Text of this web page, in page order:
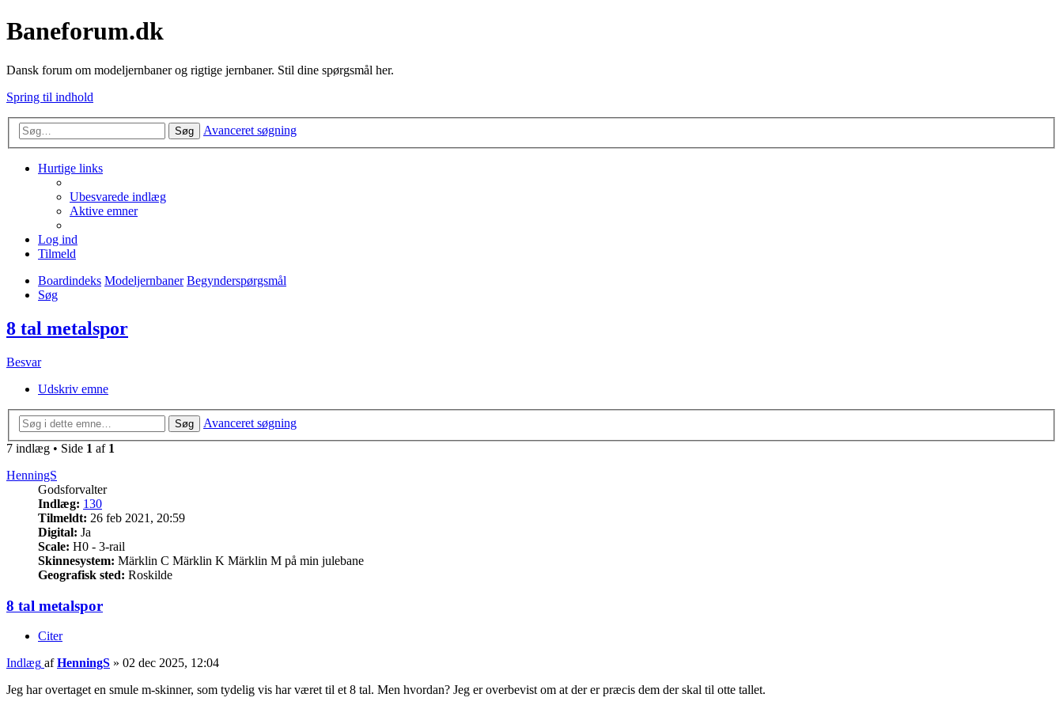
Baneforum.dk
Dansk forum om modeljernbaner og rigtige jernbaner. Stil dine spørgsmål her.
Spring til indhold
Søg Avanceret søgning
Hurtige links
Ubesvarede indlæg
Aktive emner
Log ind
Tilmeld
Boardindeks Modeljernbaner Begynderspørgsmål
Søg
8 tal metalspor
Besvar
Udskriv emne
Søg
Avanceret søgning
7 indlæg • Side 1 af 1
HenningS
Godsforvalter
Indlæg: 130
Tilmeldt: 26 feb 2021, 20:59
Digital: Ja
Scale: H0 - 3-rail
Skinnesystem: Märklin C Märklin K Märklin M på min julebane
Geografisk sted: Roskilde
8 tal metalspor
Citer
Indlæg afHenningS » 02 dec 2025, 12:04
Jeg har overtaget en smule m-skinner, som tydelig vis har været til et 8 tal. Men hvordan? Jeg er overbevist om at der er præcis dem der skal til otte tallet.